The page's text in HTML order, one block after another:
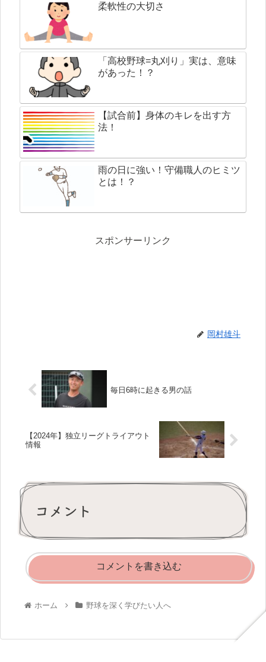
柔軟性の大切さ
「高校野球=丸刈り」実は、意味
があった！？
【試合前】身体のキレを出す方
法！
雨の日に強い！守備職人のヒミツ
とは！？
スポンサーリンク
岡村雄斗
毎日6時に起きる男の話
【2024年】独立リーグトライアウト
情報
コメント
コメントを書き込む
ホーム 野球を深く学びたい人へ